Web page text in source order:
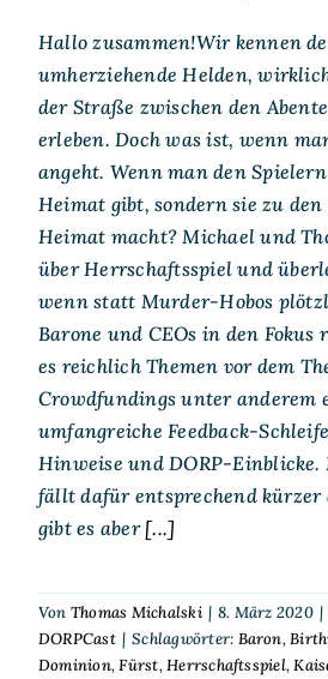
Hallo zusammen!Wir kennen
umherziehende Helden,
der Straße zwischen den
erleben. Doch was ist, wenn
angeht. Wenn man den
Heimat gibt, sondern sie zu
Heimat macht? Michael und
über Herrschaftsspiel und
wenn statt Murder-Hobos
Barone und CEOs in den Fokus
es reichlich Themen vor dem
Crowdfundings unter anderem
umfangreiche Feedback-
Hinweise und DORP-Einblicke.
fällt dafür entsprechend kürzer
gibt es aber[...]
Von Thomas Michalski | 8. März 2020 |
DORPCast | Schlagwörter: Baron,
Dominion,Fürst,Herrschaftsspiel,